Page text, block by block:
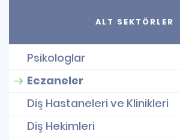
ALT SEKTÖRLER
Psikologlar
Eczaneler
Diş Hastaneleri ve Klinikleri
Diş Hekimleri